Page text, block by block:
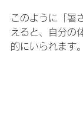
このように「暑
えると、自分の
的にいられます。